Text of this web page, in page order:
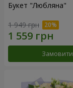
Букет "Любляна"
1 949 грн
Замовити